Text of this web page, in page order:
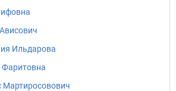
Ильдарова
Мартиросовович